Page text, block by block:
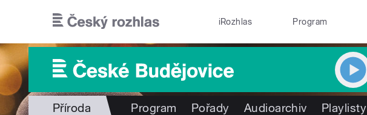
iRozhlas Program
Příroda Program Pořady Audioarchiv Playlisty